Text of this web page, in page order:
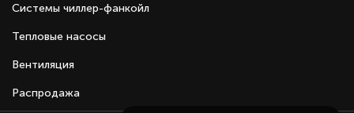
Системы чиллер-фанкойл
Тепловые насосы
Вентиляция
Распродажа